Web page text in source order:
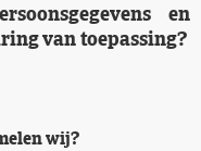
en
van toepassing?
wij?